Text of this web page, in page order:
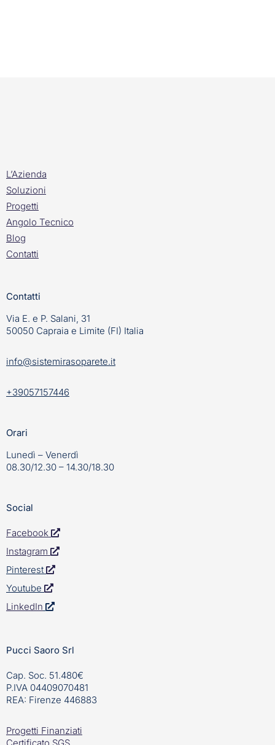
L’Azienda
Soluzioni
Progetti
Angolo Tecnico
Blog
Contatti
Contatti
Via E. e P. Salani, 31
50050 Capraia e Limite (FI) Italia
info@sistemirasoparete.it
+39057157446
Orari
Lunedì – Venerdì
08.30/12.30 – 14.30/18.30
Social
Facebook
Instagram
Pinterest
Youtube
LinkedIn
Pucci Saoro Srl
Cap. Soc. 51.480€
P.IVA 04409070481
REA: Firenze 446883
Progetti Finanziati
Certificato SGS